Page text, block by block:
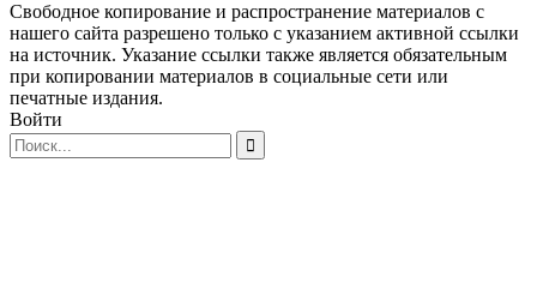
Свободное копирование и распространение материалов с
нашего сайта разрешено только с указанием активной ссылки
на источник. Указание ссылки также является обязательным
при копировании материалов в социальные сети или
печатные издания.
Войти